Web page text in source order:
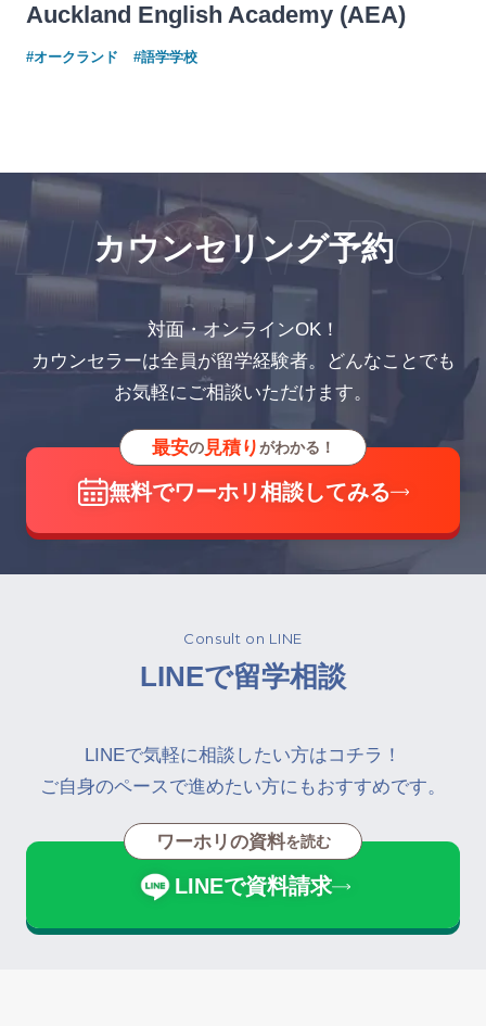
Auckland English Academy (AEA)
#オークランド #語学学校
カウンセリング予約
対面・オンラインOK！
カウンセラーは全員が留学経験者。どんなことでも
お気軽にご相談いただけます。
最安の見積りがわかる！
無料でワーホリ相談してみる
Consult on LINE
LINEで留学相談
LINEで気軽に相談したい方はコチラ！
ご自身のペースで進めたい方にもおすすめです。
ワーホリの資料を読む
LINEで資料請求